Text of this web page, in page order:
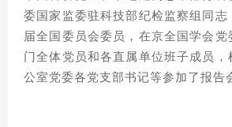
委国家监委驻科技部纪检监察组同志
届全国委员会委员，在京全国学会党
门全体党员和各直属单位班子成员，
公室党委各党支部书记等参加了报告